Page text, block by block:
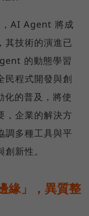
AI Agent 將成
其技術的演進已
的動態學習
民程式開發與創
的普及，將使
，企業的解決方
調多種工具與平
新性。
緣」，異質整